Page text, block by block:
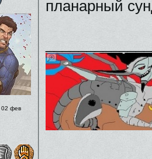
02 фев
планарный